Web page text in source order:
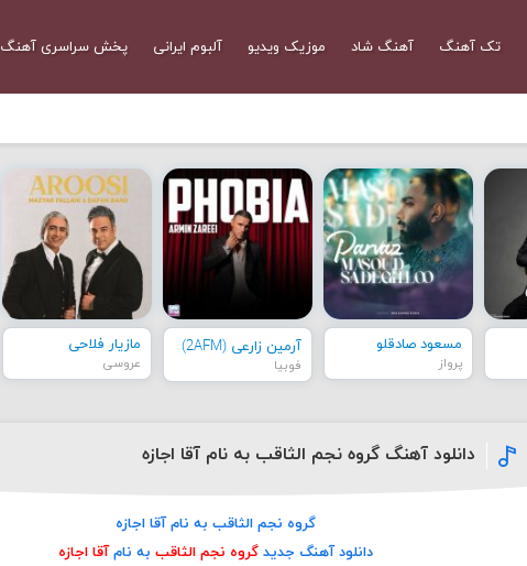
تک آهنگ آهنگ شاد موزیک ویدیو آلبوم ایرانی پخش سراسری آهنگ
مسعود صادقلو
پرواز
آرمین زارعی (2AFM)
فوبیا
مازیار فلاحی
عروسی
دانلود آهنگ گروه نجم الثاقب به نام آقا اجازه
گروه نجم الثاقب به نام آقا اجازه
دانلود آهنگ جدید گروه نجم الثاقب به نامآقا اجازه